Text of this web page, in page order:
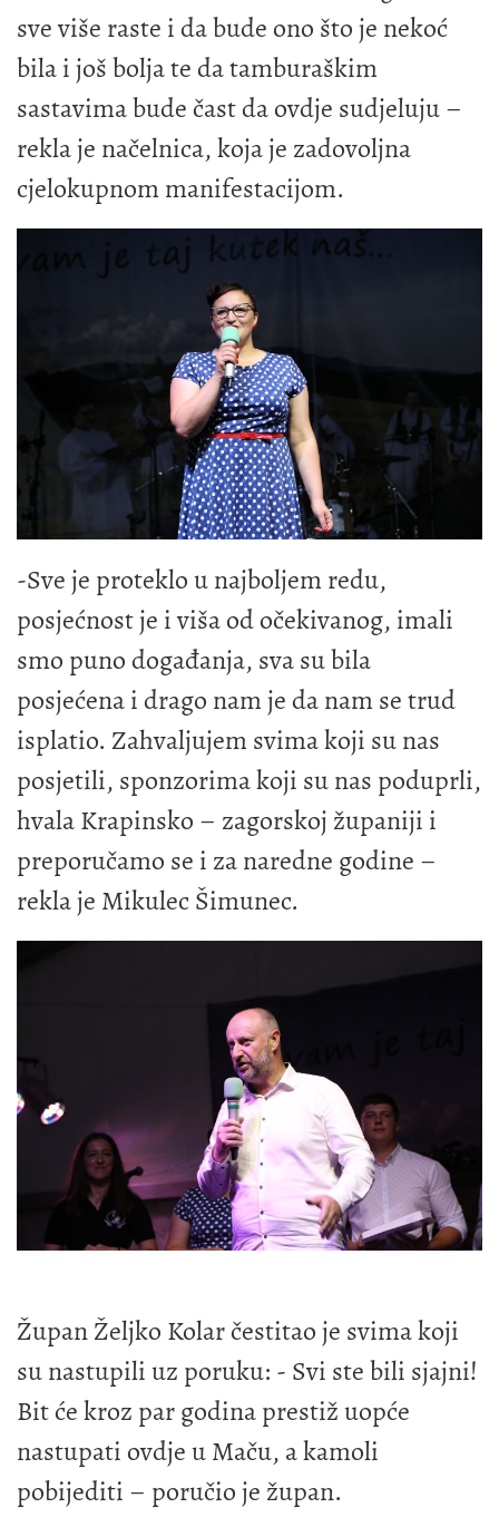
sve više raste i da bude ono što je nekoć
bila i još bolja te da tamburaškim
sastavima bude čast da ovdje sudjeluju –
rekla je načelnica, koja je zadovoljna
cjelokupnom manifestacijom.
-Sve je proteklo u najboljem redu,
posjećnost je i viša od očekivanog, imali
smo puno događanja, sva su bila
posjećena i drago nam je da nam se trud
isplatio. Zahvaljujem svima koji su nas
posjetili, sponzorima koji su nas poduprli,
hvala Krapinsko – zagorskoj županiji i
preporučamo se i za naredne godine –
rekla je Mikulec Šimunec.
Župan Željko Kolar čestitao je svima koji
su nastupili uz poruku: - Svi ste bili sjajni!
Bit će kroz par godina prestiž uopće
nastupati ovdje u Maču, a kamoli
pobijediti – poručio je župan.